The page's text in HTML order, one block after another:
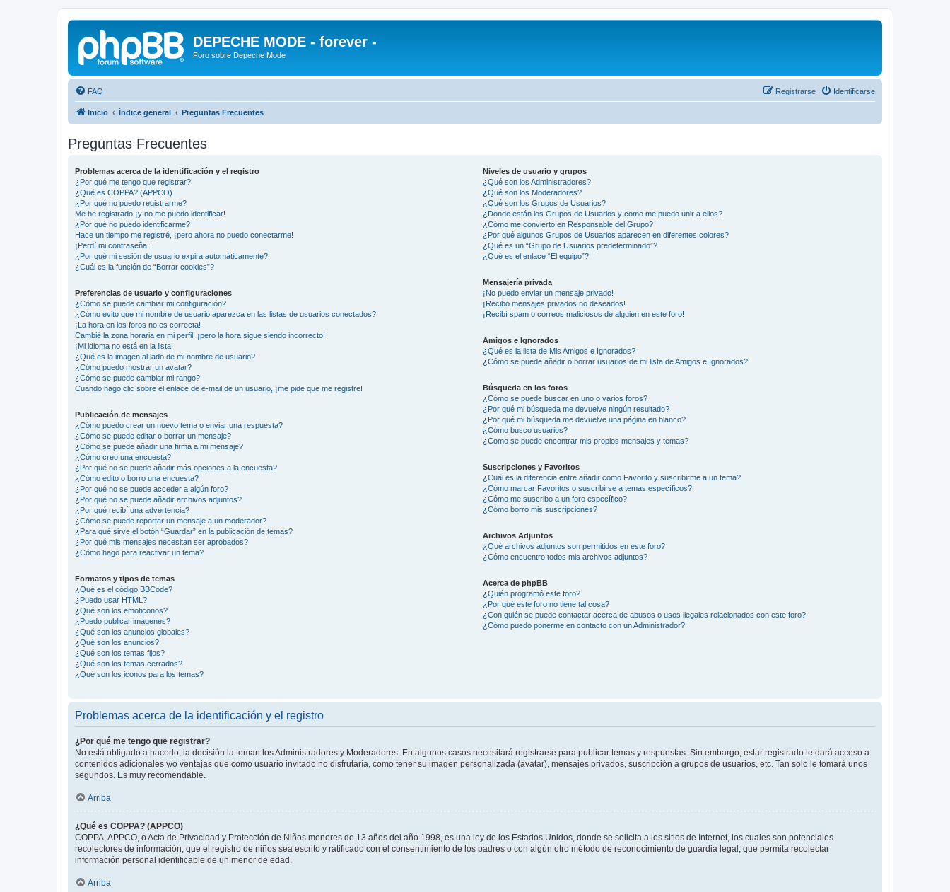
DEPECHE MODE - forever -
Foro sobre Depeche Mode
FAQ Identificarse
Registrarse
Inicio Índice general Preguntas Frecuentes
Preguntas Frecuentes
Problemas acerca de la identificación y el registro
¿Por qué me tengo que registrar?
¿Qué es COPPA? (APPCO)
¿Por qué no puedo registrarme?
Me he registrado ¡y no me puedo identificar!
¿Por qué no puedo identificarme?
Hace un tiempo me registré, ¡pero ahora no puedo conectarme!
¡Perdí mi contraseña!
¿Por qué mi sesión de usuario expira automáticamente?
¿Cuál es la función de “Borrar cookies”?
Preferencias de usuario y configuraciones
¿Cómo se puede cambiar mi configuración?
¿Cómo evito que mi nombre de usuario aparezca en las listas de usuarios conectados?
¡La hora en los foros no es correcta!
Cambié la zona horaria en mi perfil, ¡pero la hora sigue siendo incorrecto!
¡Mi idioma no está en la lista!
¿Qué es la imagen al lado de mi nombre de usuario?
¿Cómo puedo mostrar un avatar?
¿Cómo se puede cambiar mi rango?
Cuando hago clic sobre el enlace de e-mail de un usuario, ¡me pide que me registre!
Publicación de mensajes
¿Cómo puedo crear un nuevo tema o enviar una respuesta?
¿Cómo se puede editar o borrar un mensaje?
¿Cómo se puede añadir una firma a mi mensaje?
¿Cómo creo una encuesta?
¿Por qué no se puede añadir más opciones a la encuesta?
¿Cómo edito o borro una encuesta?
¿Por qué no se puede acceder a algún foro?
¿Por qué no se puede añadir archivos adjuntos?
¿Por qué recibí una advertencia?
¿Cómo se puede reportar un mensaje a un moderador?
¿Para qué sirve el botón “Guardar” en la publicación de temas?
¿Por qué mis mensajes necesitan ser aprobados?
¿Cómo hago para reactivar un tema?
Formatos y tipos de temas
¿Qué es el código BBCode?
¿Puedo usar HTML?
¿Qué son los emoticonos?
¿Puedo publicar imagenes?
¿Qué son los anuncios globales?
¿Qué son los anuncios?
¿Qué son los temas fijos?
¿Qué son los temas cerrados?
¿Qué son los iconos para los temas?
Niveles de usuario y grupos
¿Qué son los Administradores?
¿Qué son los Moderadores?
¿Qué son los Grupos de Usuarios?
¿Donde están los Grupos de Usuarios y como me puedo unir a ellos?
¿Cómo me convierto en Responsable del Grupo?
¿Por qué algunos Grupos de Usuarios aparecen en diferentes colores?
¿Qué es un “Grupo de Usuarios predeterminado”?
¿Qué es el enlace “El equipo”?
Mensajería privada
¡No puedo enviar un mensaje privado!
¡Recibo mensajes privados no deseados!
¡Recibí spam o correos maliciosos de alguien en este foro!
Amigos e Ignorados
¿Qué es la lista de Mis Amigos e Ignorados?
¿Cómo se puede añadir o borrar usuarios de mi lista de Amigos e Ignorados?
Búsqueda en los foros
¿Cómo se puede buscar en uno o varios foros?
¿Por qué mi búsqueda me devuelve ningún resultado?
¿Por qué mi búsqueda me devuelve una página en blanco?
¿Cómo busco usuarios?
¿Como se puede encontrar mis propios mensajes y temas?
Suscripciones y Favoritos
¿Cuál es la diferencia entre añadir como Favorito y suscribirme a un tema?
¿Cómo marcar Favoritos o suscribirse a temas específicos?
¿Cómo me suscribo a un foro específico?
¿Cómo borro mis suscripciones?
Archivos Adjuntos
¿Qué archivos adjuntos son permitidos en este foro?
¿Cómo encuentro todos mis archivos adjuntos?
Acerca de phpBB
¿Quién programó este foro?
¿Por qué este foro no tiene tal cosa?
¿Con quién se puede contactar acerca de abusos o usos ilegales relacionados con este foro?
¿Cómo puedo ponerme en contacto con un Administrador?
Problemas acerca de la identificación y el registro
¿Por qué me tengo que registrar?
No está obligado a hacerlo, la decisión la toman los Administradores y Moderadores. En algunos casos necesitará registrarse para publicar temas y respuestas. Sin embargo, estar registrado le dará acceso a
contenidos adicionales y/o ventajas que como usuario invitado no disfrutaría, como tener su imagen personalizada (avatar), mensajes privados, suscripción a grupos de usuarios, etc. Tan solo le tomará unos
segundos. Es muy recomendable.
Arriba
¿Qué es COPPA? (APPCO)
COPPA, APPCO, o Acta de Privacidad y Protección de Niños menores de 13 años del año 1998, es una ley de los Estados Unidos, donde se solicita a los sitios de Internet, los cuales son potenciales
recolectores de información, que el registro de niños sea escrito y ratificado con el consentimiento de los padres o con algún otro método de reconocimiento de guardia legal, que permita recolectar
información personal identificable de un menor de edad.
Arriba